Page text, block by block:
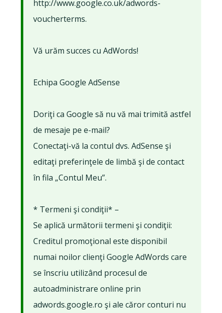
http://www.google.co.uk/adwords-
voucherterms.
Vă urăm succes cu AdWords!
Echipa Google AdSense
Doriţi ca Google să nu vă mai trimită astfel
de mesaje pe e-mail?
Conectaţi-vă la contul dvs. AdSense şi
editaţi preferinţele de limbă şi de contact
în fila „Contul Meu”.
* Termeni şi condiţii* –
Se aplică următorii termeni şi condiţii:
Creditul promoţional este disponibil
numai noilor clienţi Google AdWords care
se înscriu utilizând procesul de
autoadministrare online prin
adwords.google.ro şi ale căror conturi nu